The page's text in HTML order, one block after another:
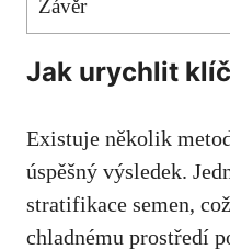
Závěr
Jak urychlit
Existuje několik
úspěšný výsledek.
stratifikace semen,
chladnému prostředí